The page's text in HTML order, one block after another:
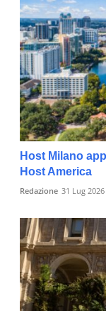
Host Milano
Host America
Redazione 31 Lug